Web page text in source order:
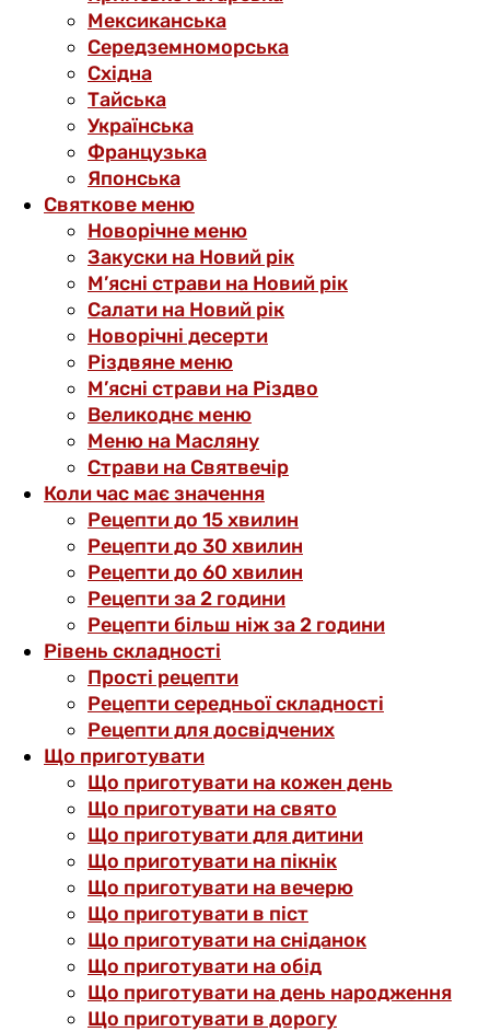
Мексиканська
Середземноморська
Східна
Тайська
Українська
Французька
Японська
Святкове меню
Новорічне меню
Закуски на Новий рік
М’ясні страви на Новий рік
Салати на Новий рік
Новорічні десерти
Різдвяне меню
М’ясні страви на Різдво
Великоднє меню
Меню на Масляну
Страви на Святвечір
Коли час має значення
Рецепти до 15 хвилин
Рецепти до 30 хвилин
Рецепти до 60 хвилин
Рецепти за 2 години
Рецепти більш ніж за 2 години
Рівень складності
Прості рецепти
Рецепти середньої складності
Рецепти для досвідчених
Що приготувати
Що приготувати на кожен день
Що приготувати на свято
Що приготувати для дитини
Що приготувати на пікнік
Що приготувати на вечерю
Що приготувати в піст
Що приготувати на сніданок
Що приготувати на обід
Що приготувати на день народження
Що приготувати в дорогу